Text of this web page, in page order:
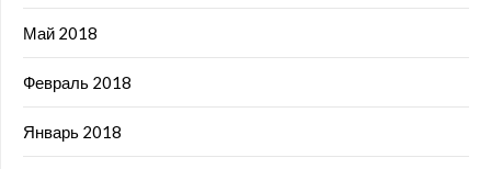
Май 2018
Февраль 2018
Январь 2018